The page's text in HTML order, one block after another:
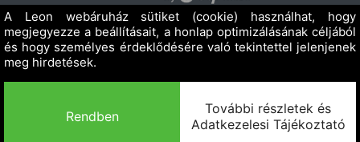
Copyright 2019 - 2026. LEON Kereskedelmi Szolgáltató Kft.
Powered by Adamante